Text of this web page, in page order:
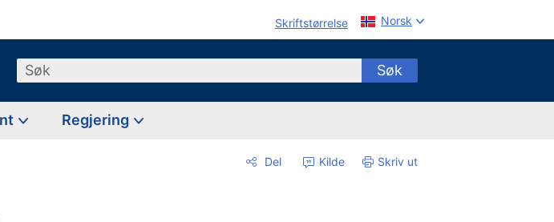
Skriftstørrelse Norsk
Søk Søk
Regjering
Del Kilde Skriv ut